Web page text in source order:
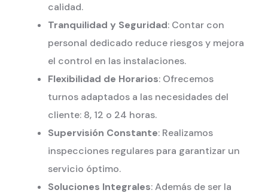
calidad.
Tranquilidad y Seguridad: Contar con
personal dedicado reduce riesgos y mejora
el control en las instalaciones.
Flexibilidad de Horarios: Ofrecemos
turnos adaptados a las necesidades del
cliente: 8, 12 o 24 horas.
Supervisión Constante: Realizamos
inspecciones regulares para garantizar un
servicio óptimo.
Soluciones Integrales: Además de ser la